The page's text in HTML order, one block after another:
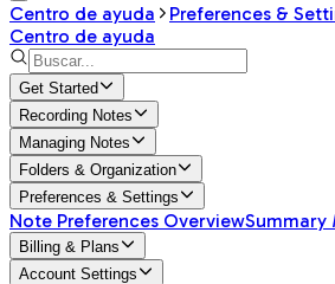
Centro de ayuda
Preferences &
Centro de ayuda
Get Started
Recording Notes
Managing Notes
Folders & Organization
Preferences & Settings
Note Preferences OverviewSummary
Billing & Plans
Account Settings